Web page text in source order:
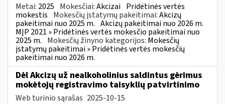
Metai: 2025 Mokesčiai:Akcizai Pridėtinės vertės
mokestis Mokesčių įstatymų pakeitimai:Akcizų
pakeitimai nuo 2025 m. Akcizų pakeitimai nuo 2026 m.
MĮP 2021 » Pridėtinės vertės mokesčio pakeitimai nuo
2025 m. Mokesčių žinyno kategorijos: Mokesčių
įstatymų pakeitimai » Pridėtinės vertės mokesčių
pakeitimai nuo 2026 m.
Dėl Akcizų už nealkoholinius saldintus gėrimus
mokėtojų registravimo taisyklių patvirtinimo
Web turinio sąrašas 2025-10-15